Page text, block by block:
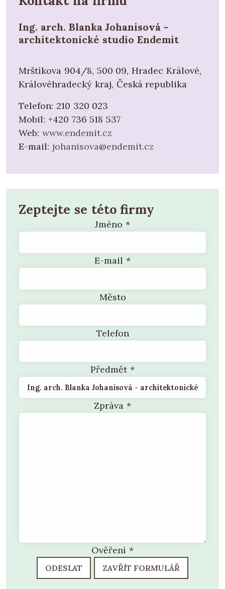
Ing. arch. Blanka Johanisová -
architektonické studio Endemit
Mrštíkova 904/8, 500 09, Hradec Králové,
Královéhradecký kraj, Česká republika
Telefon: 210 320 023
Mobil: +420 736 518 537
Web: www.endemit.cz
E-mail: johanisova@endemit.cz
Zeptejte se této firmy
Jméno *
E-mail *
Město
Telefon
Předmět*
Zpráva *
Ověření *
ODESLAT ZAVŘÍT FORMULÁŘ